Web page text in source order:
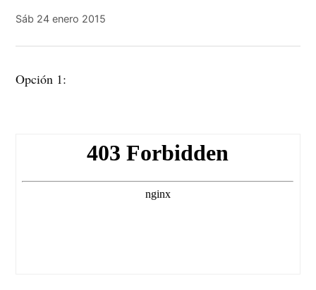
Sáb 24 enero 2015
Opción 1: